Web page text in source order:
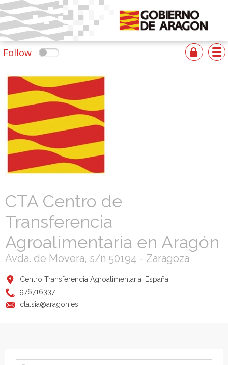
Follow
CTA Centro de
Transferencia
Agroalimentaria en Aragón
Avda. de Movera, s/n 50194 - Zaragoza
Centro Transferencia Agroalimentaria, España
976716337
cta.sia@aragon.es